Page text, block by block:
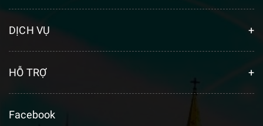
DỊCH VỤ
HỖ TRỢ
Facebook